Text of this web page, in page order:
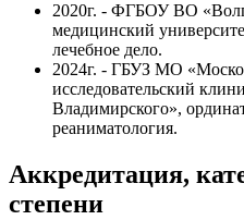
2020г. - ФГБОУ ВО
медицинский
лечебное дело.
2024г. - ГБУЗ МО
исследовательский
Владимирского»,
реаниматология.
Аккредитация,
степени